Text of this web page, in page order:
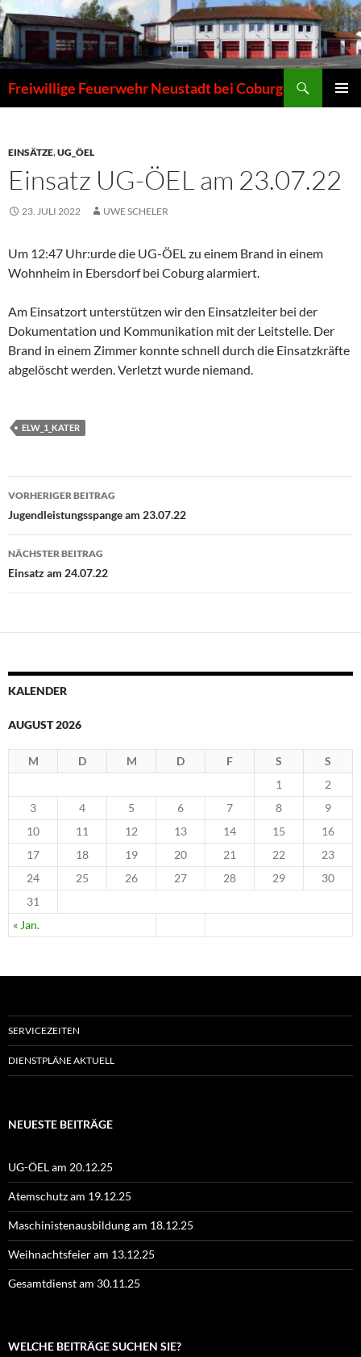
Zum
Inhalt
springen
Freiwillige Feuerwehr Neustadt bei Coburg
EINSÄTZE,UG_ÖEL
Einsatz UG-ÖEL am 23.07.22
23. JULI 2022 UWE SCHELER
Um 12:47 Uhr:urde die UG-ÖEL zu einem Brand in einem
Wohnheim in Ebersdorf bei Coburg alarmiert.
Am Einsatzort unterstützen wir den Einsatzleiter bei der
Dokumentation und Kommunikation mit der Leitstelle. Der
Brand in einem Zimmer konnte schnell durch die Einsatzkräfte
abgelöscht werden. Verletzt wurde niemand.
ELW_1_KATER
Beitragsnavigation
VORHERIGER BEITRAG
Jugendleistungsspange am 23.07.22
NÄCHSTER BEITRAG
Einsatz am 24.07.22
KALENDER
AUGUST 2026
M D M D F S S
« Jan.
1
2
3
4 5 6 7 8
9
10
11 12 13 14 15
16
17
18 19 20 21 22
23
24
25 26 27 28 29
30
31
SERVICEZEITEN
DIENSTPLÄNE AKTUELL
NEUESTE BEITRÄGE
UG-ÖEL am 20.12.25
Atemschutz am 19.12.25
Maschinistenausbildung am 18.12.25
Weihnachtsfeier am 13.12.25
Gesamtdienst am 30.11.25
WELCHE BEITRÄGE SUCHEN SIE?